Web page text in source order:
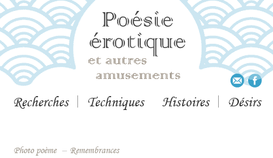
Recherches Techniques Histoires Désirs
Photo poème – Remembrances